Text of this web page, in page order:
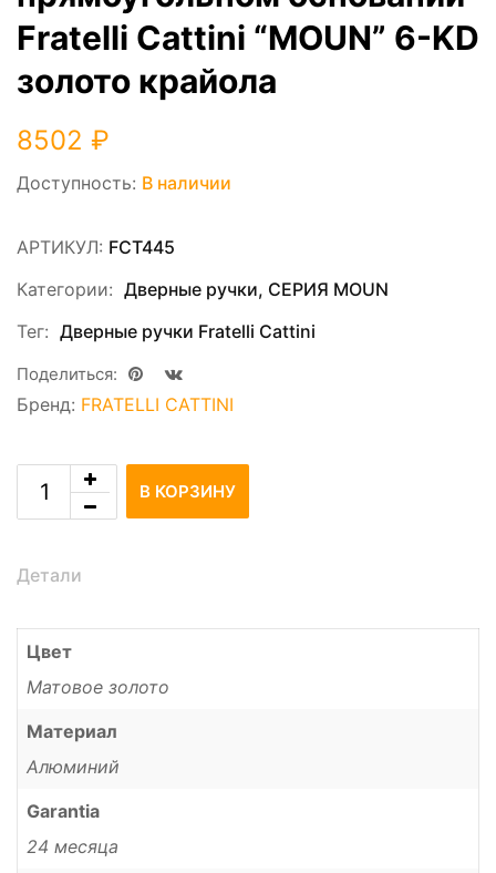
Fratelli Cattini “MOUN” 6-KD
золото крайола
8502 ₽
Доступность: В наличии
АРТИКУЛ: FCT445
Категории: Дверные ручки, СЕРИЯ MOUN
Тег: Дверные ручки Fratelli Cattini
Поделиться:
Бренд: FRATELLI CATTINI
В КОРЗИНУ
Детали
Цвет
Матовое золото
Материал
Алюминий
Garantia
24 месяца